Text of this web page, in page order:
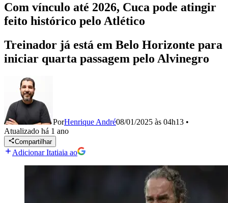
Com vínculo até 2026, Cuca pode atingir
feito histórico pelo Atlético
Treinador já está em Belo Horizonte para
iniciar quarta passagem pelo Alvinegro
PorHenrique André08/01/2025 às 04h13 •
Atualizado há 1 ano
Compartilhar
Adicionar Itatiaia ao